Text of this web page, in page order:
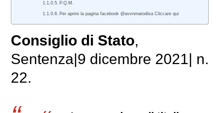
P.Q.M.
Per aprire la pagina facebook @avvrenatodisa Cliccare qui
Consiglio di Stato,
Sentenza|9 dicembre 2021| n.
22.